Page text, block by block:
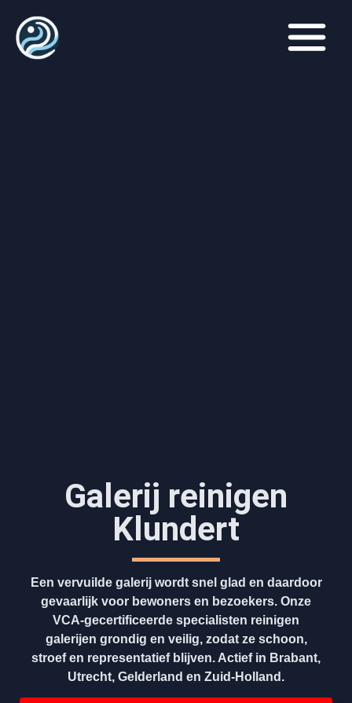
Galerij reinigen
Klundert
Een vervuilde galerij wordt snel glad en daardoor
gevaarlijk voor bewoners en bezoekers. Onze
VCA-gecertificeerde specialisten reinigen
galerijen grondig en veilig, zodat ze schoon,
stroef en representatief blijven. Actief in Brabant,
Utrecht, Gelderland en Zuid-Holland.